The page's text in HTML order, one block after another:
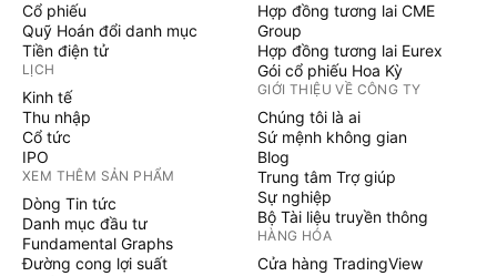
Cổ phiếu
Quỹ Hoán đổi danh mục
Tiền điện tử
LỊCH
Kinh tế
Thu nhập
Cổ tức
IPO
XEM THÊM SẢN PHẨM
Dòng Tin tức
Danh mục đầu tư
Fundamental Graphs
Đường cong lợi suất
Hợp đồng tương lai CME
Group
Hợp đồng tương lai Eurex
Gói cổ phiếu Hoa Kỳ
GIỚI THIỆU VỀ CÔNG TY
Chúng tôi là ai
Sứ mệnh không gian
Blog
Trung tâm Trợ giúp
Sự nghiệp
Bộ Tài liệu truyền thông
HÀNG HÓA
Cửa hàng TradingView